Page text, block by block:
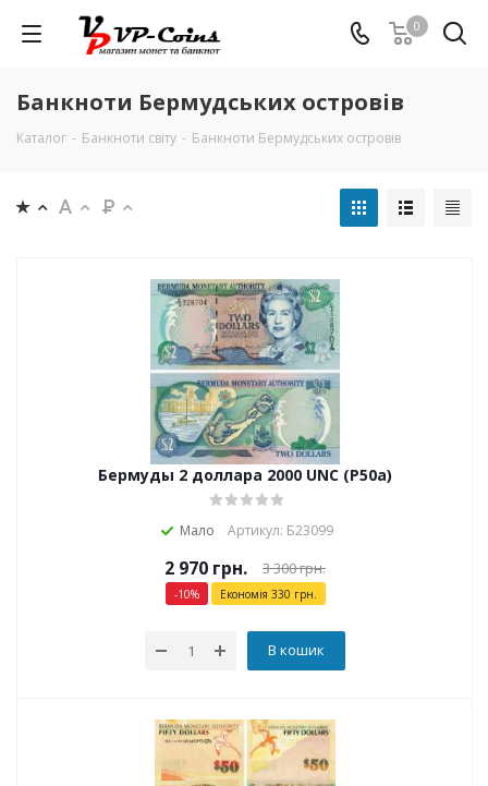
0
Банкноти Бермудських островів
Каталог - Банкноти світу - Банкноти Бермудських островів
Бермуды 2 доллара 2000 UNC (P50a)
Мало Артикул: Б23099
2 970 грн. 3 300грн.
-10% Економія 330 грн.
В кошик